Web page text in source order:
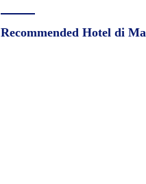
Recommended Hotel di